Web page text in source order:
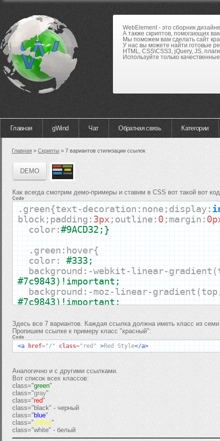
WebElement - это сборник
А также скриптов, помогающих
Мы поможем вам сделать сайт
У нас вы можете найти готовые
HTML, CSS\CSS3, jQuery, JS,
Используйте только
Главная gWind Чат Обратная связь Категории
Главная»Скрипты»7 вариантов стилизации ссылок
DEMO
Как всегда смотрим демо-примеры и ставим в CSS вот такой вот
Code
. green{text-decoration : none; display:
block ; padding : 3px ; outline: 0; margin :
color:#9ACD32;}
. green : hover{
color:
#333;
background :-webkit-linear-gradient (
#7c9843)!important;
background :-moz-linear-gradient (top
#7c9843)!important;
background:-ms-linear-gradient(top,
#7c9843)!important;
background:-o-linear-gradient(top,
#7c9843)!important;
-webkit-border-radius:4px;
-moz-border-radius:4px;
-o-border-radius:4px;
border-radius:4px;
text-decoration:none;
}
.gray{text-decoration:none;display:
block;padding:3px;outline:0;margin:
Здесь все 7 вариантов. Каждая ссылка должна иметь класс из семи
Пропишем ссылке к примеру класс "красный":
Code
<a href="/" class="red" >Red Style</a>
Аналогично и с другими ссылками.
Вот список всех классов:
class="green"
class="gray"
class="red"
class="black" - черный
class="blue"
class="yellow"
class="white" - белый